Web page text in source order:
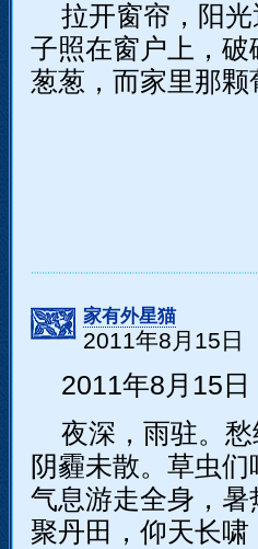
拉开窗帘，阳
子照在窗户上，
葱葱，而家里那
家有外星猫
2011年8月15日
2011年8月15
夜深，雨驻。
阴霾未散。草虫
气息游走全身，
聚丹田，仰天长